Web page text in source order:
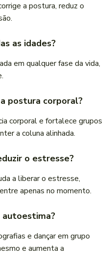
a postura, reduz o
as idades?
em qualquer fase da vida,
postura corporal?
corporal e fortalece grupos
a coluna alinhada.
o estresse?
a liberar o estresse,
apenas no momento.
autoestima?
e dançar em grupo
e aumenta a